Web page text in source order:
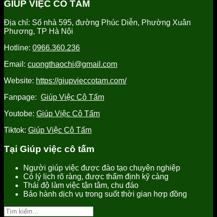
Hưng
tạiYên
GIÚP VIỆC CÔ TẤM
Địa chỉ: Số nhà 595, đường Phúc Diễn, Phường Xuân
Phương, TP Hà Nội
Hotline: 0966.360.236
Email: cuongthaochi@gmail.com
Website: https://giupvieccotam.com/
Fanpage: Giúp Việc Cô Tấm
Youtobe: Giúp Việc Cô Tấm
Tiktok: Giúp Việc Cô Tấm
Tại Giúp việc cô tấm
Người giúp việc được đào tạo chuyên nghiệp
Có lý lịch rõ ràng, được thẩm định kỹ càng
Thái độ làm việc tận tâm, chu đáo
Bảo hành dịch vụ trong suốt thời gian hợp đồng
Tìm